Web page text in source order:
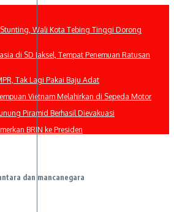
Stunting, Wali Kota Tebing Tinggi Dorong
di SD Jaksel, Tempat Penemuan Ratusan
Tak Lagi Pakai Baju Adat
Vietnam Melahirkan di Sepeda Motor
Piramid Berhasil Dievakuasi
BRIN ke Presiden
dan mancanegara